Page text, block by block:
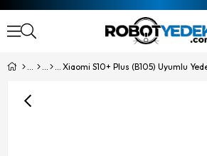
Xiaomi S10+ Plus (B105) Uyumlu